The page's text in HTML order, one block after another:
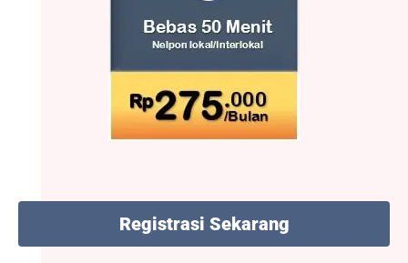
Registrasi Sekarang